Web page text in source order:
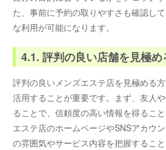
た、事前に予約の取りやすさも確認し
な利用が可能になります。
4.1. 評判の良い店舗を見極め
評判の良いメンズエステ店を見極める
活用することが重要です。まず、友人
ることで、信頼度の高い情報を得るこ
エステ店のホームページやSNSアカウ
の雰囲気やサービス内容を把握すること